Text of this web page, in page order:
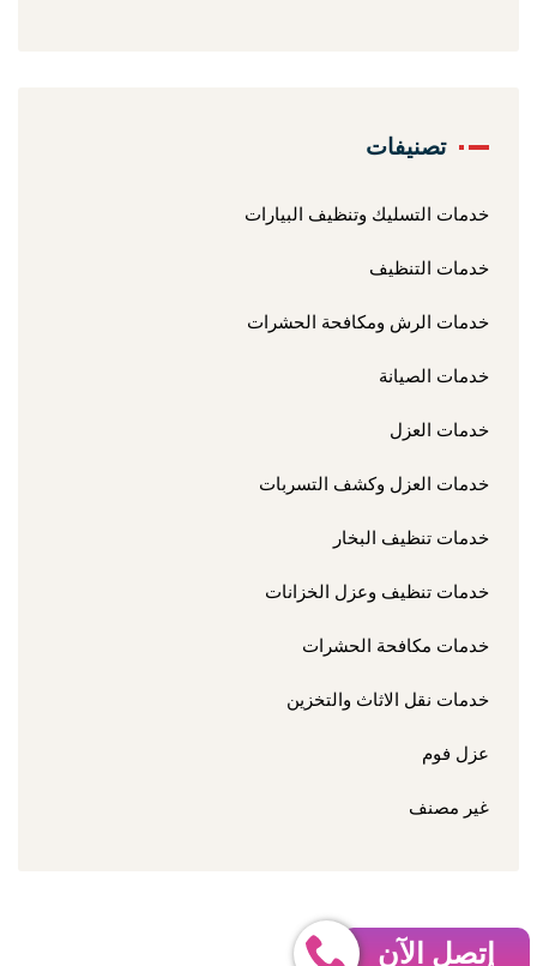
تصنيفات
خدمات التسليك وتنظيف البيارات
خدمات التنظيف
خدمات الرش ومكافحة الحشرات
خدمات الصيانة
خدمات العزل
خدمات العزل وكشف التسربات
خدمات تنظيف البخار
خدمات تنظيف وعزل الخزانات
خدمات مكافحة الحشرات
خدمات نقل الاثاث والتخزين
عزل فوم
غير مصنف
إتصل الآن